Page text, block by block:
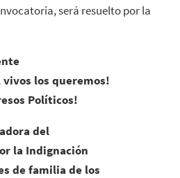
será resuelto por la
vivos los queremos!
Políticos!
del
la Indignación
de familia de los